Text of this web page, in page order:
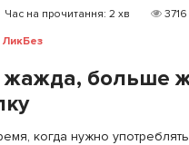
Час на прочитання: 2 хв
3716
ЛикБез
жажда, больше
когда нужно